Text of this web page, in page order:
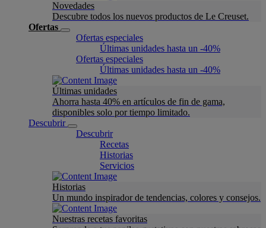
Novedades
Descubre todos los nuevos productos de Le Creuset.
Ofertas
Ofertas especiales
Últimas unidades hasta un -40%
Ofertas especiales
Últimas unidades hasta un -40%
Últimas unidades
Ahorra hasta 40% en artículos de fin de gama,
disponibles solo por tiempo limitado.
Descubrir
Descubrir
Recetas
Historias
Servicios
Historias
Un mundo inspirador de tendencias, colores y consejos.
Nuestras recetas favoritas